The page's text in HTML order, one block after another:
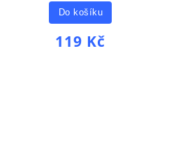
119 Kč
Do košíku